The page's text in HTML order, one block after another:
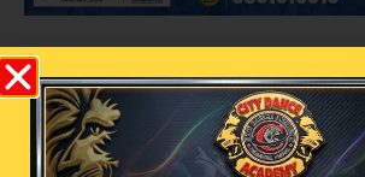
सम्बन्धित खबर